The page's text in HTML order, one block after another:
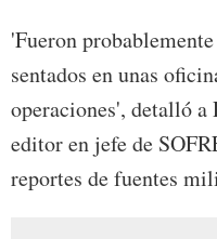
'Fueron
sentados en unas
operaciones', detalló
editor en jefe de
reportes de fuentes